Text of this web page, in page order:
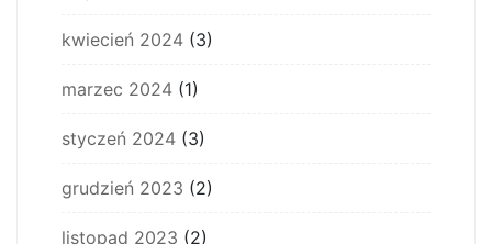
kwiecień 2024 (3)
marzec 2024 (1)
styczeń 2024 (3)
grudzień 2023 (2)
listopad 2023 (2)